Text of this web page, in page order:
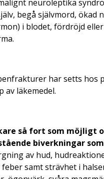
neuroleptika
begå självmord, ökad
i blodet, fördröjd
har setts hos
av läkemedel.
så fort som möjligt
biverkningar
av hud,
samt strävhet i